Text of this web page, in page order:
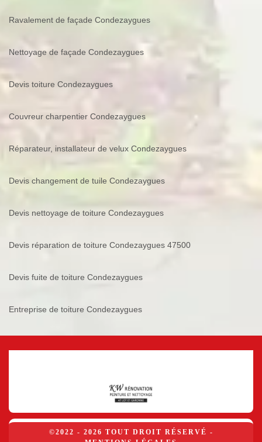
Ravalement de façade Condezaygues
Nettoyage de façade Condezaygues
Devis toiture Condezaygues
Couvreur charpentier Condezaygues
Réparateur, installateur de velux Condezaygues
Devis changement de tuile Condezaygues
Devis nettoyage de toiture Condezaygues
Devis réparation de toiture Condezaygues 47500
Devis fuite de toiture Condezaygues
Entreprise de toiture Condezaygues
©2022 - 2026 TOUT DROIT RÉSERVÉ -